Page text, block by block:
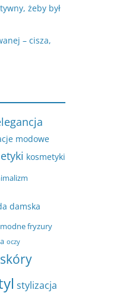
żeby był
– cisza,
modowe
kosmetyki
damska
modne fryzury
oczy
stylizacja